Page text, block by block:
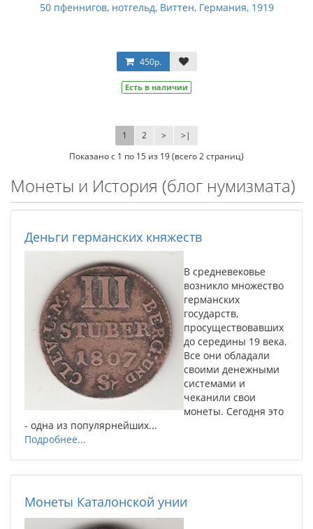
50 пфеннигов, нотгельд, Виттен, Германия, 1919
450р.
Есть в наличии
1 2 > >|
Показано с 1 по 15 из 19 (всего 2 страниц)
Монеты и История (блог нумизмата)
Деньги германских княжеств
В средневековье
возникло множество
германских
государств,
просуществовавших
до середины 19 века.
Все они обладали
своими денежными
системами и
чеканили свои
монеты. Сегодня это
- одна из популярнейших...
Подробнее...
Монеты Каталонской унии